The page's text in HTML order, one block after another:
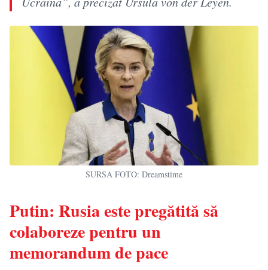
SURSA FOTO: Dreamstime
Putin: Rusia este pregătită să
colaboreze pentru un
memorandum de pace